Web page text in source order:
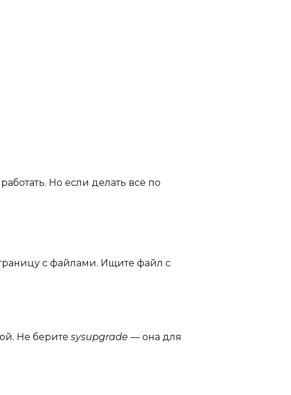
Но если делать всё по
с файлами. Ищите файл с
Не берите sysupgrade — она для